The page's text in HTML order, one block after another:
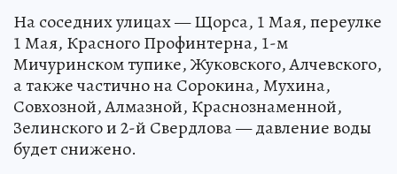
На соседних улицах — Щорса, 1 Мая, переулке
1 Мая, Красного Профинтерна, 1-м
Мичуринском тупике, Жуковского, Алчевского,
а также частично на Сорокина, Мухина,
Совхозной, Алмазной, Краснознаменной,
Зелинского и 2-й Свердлова — давление воды
будет снижено.